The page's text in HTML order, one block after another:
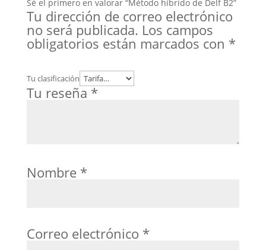
Sé el primero en valorar “Método híbrido de Delf B2”
Tu dirección de correo electrónico
no será publicada. Los campos
obligatorios están marcados con *
Tu clasificación
Tu reseña *
Nombre *
Correo electrónico *